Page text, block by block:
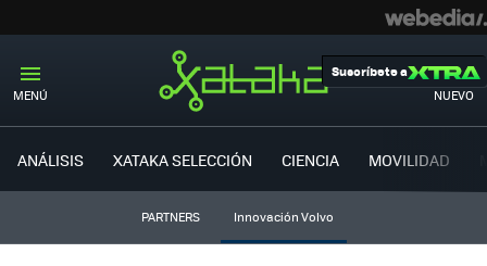
MENÚ NUEVO
Suscríbete a
ANÁLISIS XATAKA SELECCIÓN CIENCIA MOVILIDAD
PARTNERS Innovación Volvo